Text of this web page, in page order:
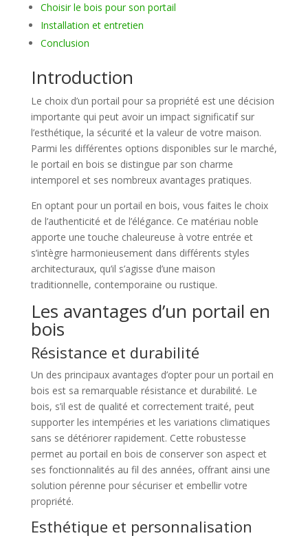
Choisir le bois pour son portail
Installation et entretien
Conclusion
Introduction
Le choix d’un portail pour sa propriété est une décision
importante qui peut avoir un impact significatif sur
l’esthétique, la sécurité et la valeur de votre maison.
Parmi les différentes options disponibles sur le marché,
le portail en bois se distingue par son charme
intemporel et ses nombreux avantages pratiques.
En optant pour un portail en bois, vous faites le choix
de l’authenticité et de l’élégance. Ce matériau noble
apporte une touche chaleureuse à votre entrée et
s’intègre harmonieusement dans différents styles
architecturaux, qu’il s’agisse d’une maison
traditionnelle, contemporaine ou rustique.
Les avantages d’un portail en
bois
Résistance et durabilité
Un des principaux avantages d’opter pour un portail en
bois est sa remarquable résistance et durabilité. Le
bois, s’il est de qualité et correctement traité, peut
supporter les intempéries et les variations climatiques
sans se détériorer rapidement. Cette robustesse
permet au portail en bois de conserver son aspect et
ses fonctionnalités au fil des années, offrant ainsi une
solution pérenne pour sécuriser et embellir votre
propriété.
Esthétique et personnalisation